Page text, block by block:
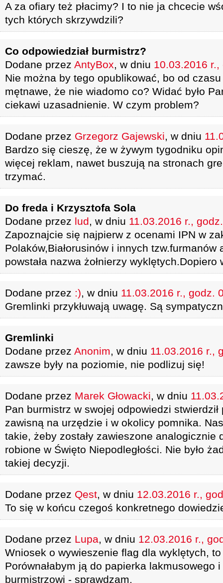
A za ofiary też płacimy? I to nie ja chcecie
tych których skrzywdzili?
Co odpowiedział burmistrz?
Dodane przez AntyBox, w dniu 10.03.2016
Nie można by tego opublikować, bo od czasu
mętnawe, że nie wiadomo co? Widać było
ciekawi uzasadnienie. W czym problem?
Dodane przez Grzegorz Gajewski, w dniu
Bardzo się cieszę, że w żywym tygodniku
więcej reklam, nawet buszują na stronach
trzymać.
Do freda i Krzysztofa Sola
Dodane przez lud, w dniu 11.03.2016 r.,
Zapoznajcie się najpierw z ocenami IPN w
Polaków,Białorusinów i innych
powstała nazwa żołnierzy wyklętych.Dopiero
Dodane przez :), w dniu 11.03.2016 r., godz.
Gremlinki przykłuwają uwagę. Są
Gremlinki
Dodane przez Anonim, w dniu 11.03.2016 r.,
zawsze były na poziomie, nie podlizuj się!
Dodane przez Marek Głowacki, w dniu
Pan burmistrz w swojej odpowiedzi
zawisną na urzędzie i w okolicy pomnika.
takie, żeby zostały zawieszone analogicznie
robione w Święto Niepodległości. Nie było
takiej decyzji.
Dodane przez Qest, w dniu 12.03.2016 r.,
To się w końcu czegoś konkretnego
Dodane przez Lupa, w dniu 12.03.2016 r.,
Wniosek o wywieszenie flag dla wyklętych,
Porównałabym ją do papierka lakmusowego
burmistrzowi - sprawdzam.